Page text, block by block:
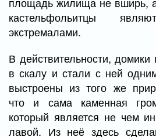
кастельфольитцы
экстремалами.
В действительности, домики
в скалу и стали с ней
выстроены из того же
что и сама каменная
который является не чем
лавой. Из неё здесь